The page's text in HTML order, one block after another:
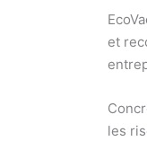
et
les